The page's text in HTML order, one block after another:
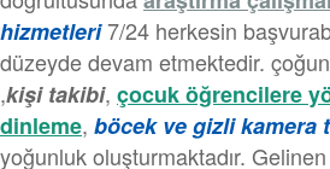
hizmetleri7/24 herkesin
düzeyde devam etmektedir.
,kişi takibi, çocuk öğrencilere
dinleme, böcek ve gizli kamera
yoğunluk oluşturmaktadır.